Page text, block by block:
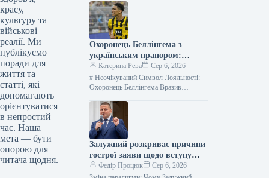
красу,
культуру та
військові
реалії. Ми
публікуємо
поради для
життя та
статті, які
допомагають
орієнтуватися
в непростий
час. Наша
мета — бути
опорою для
читача щодня.
корпусу Сергій Собко готується
обійняти посаду заступника
Головнокомандувача Збройними…
Охоронець Беллінгема з
українським прапором:
несподівана зустріч у Мадриді
Катерина Рева
Сер 6, 2026
# Неочікуваний Символ Лояльності:
Охоронець Беллінгема Вразив
англійської збірної та зірка
мадридського “Реала”, Джуд
Беллінгем, був…
Залужний розкриває причини
гострої заяви щодо вступу
України до НАТО
Федір Процюк
Сер 6, 2026